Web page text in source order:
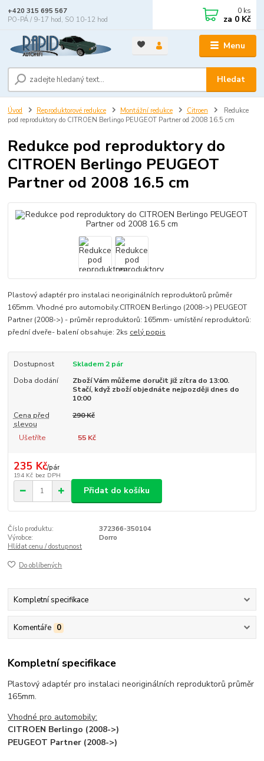
Menu
Hledat
+420 315 695 567
PO-PÁ / 9-17 hod, SO 10-12 hod
0 ks
za 0 Kč
Úvod Reproduktorové redukce Montážní redukce Citroen
Redukce
pod reproduktory do CITROEN Berlingo PEUGEOT Partner od 2008 16.5 cm
Redukce pod reproduktory do
CITROEN Berlingo PEUGEOT
Partner od 2008 16.5 cm
Plastový adaptér pro instalaci neoriginálních reproduktorů průměr
165mm. Vhodné pro automobily:CITROEN Berlingo (2008->) PEUGEOT
Partner (2008->) - průměr reproduktorů: 165mm- umístění reproduktorů:
přední dveře- balení obsahuje: 2ks celý popis
Dostupnost
Skladem 2 pár
Doba dodání
Zboží Vám můžeme doručit již zítra do 13:00.
Stačí, když zboží objednáte nejpozději dnes do
10:00
Cena před
slevou
290 Kč
Ušetříte 55 Kč
235 Kč/pár
194 Kč bez DPH
Přidat do košíku
Číslo produktu:
372366-350104
Výrobce:
Dorro
Hlídat cenu / dostupnost
Do oblíbených
Kompletní specifikace
Komentáře 0
Kompletní specifikace
Plastový adaptér pro instalaci neoriginálních reproduktorů průměr
165mm.
Vhodné pro automobily:
CITROEN Berlingo (2008->)
PEUGEOT Partner (2008->)